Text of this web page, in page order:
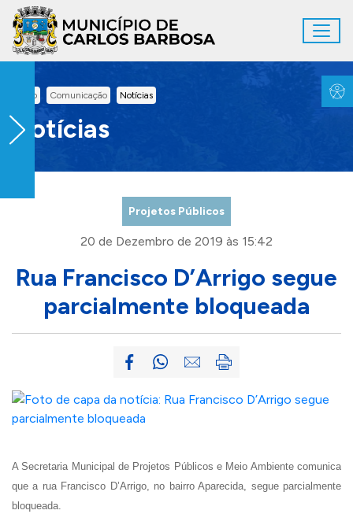
Ir para conteúdo principal
Inicio Comunicação Notícias
Notícias
Projetos Públicos
20 de Dezembro de 2019 às 15:42
Rua Francisco D’Arrigo segue
parcialmente bloqueada
A Secretaria Municipal de Projetos Públicos e Meio Ambiente comunica
que a rua Francisco D’Arrigo, no bairro Aparecida, segue parcialmente
bloqueada.